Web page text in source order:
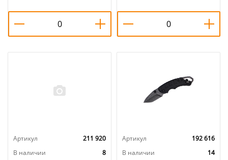
Артикул
211 920
В наличии
8
Артикул
192 616
В наличии
14